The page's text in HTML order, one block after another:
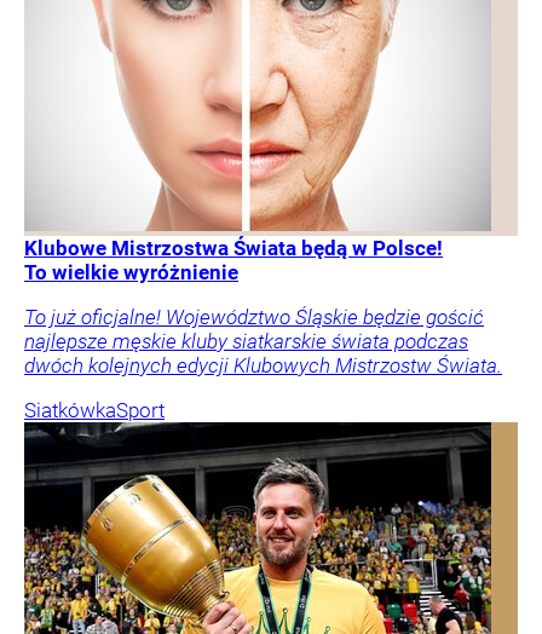
Klubowe Mistrzostwa Świata będą w Polsce!
To wielkie wyróżnienie
To już oficjalne! Województwo Śląskie będzie gościć
najlepsze męskie kluby siatkarskie świata podczas
dwóch kolejnych edycji Klubowych Mistrzostw Świata.
SiatkówkaSport